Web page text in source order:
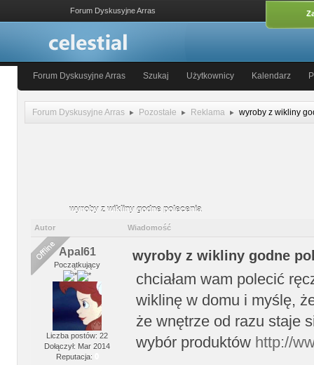
Forum Dyskusyjne Arras
Forum Dyskusyjne Arras Szukaj Użytkownicy Kalendarz
Forum Dyskusyjne Arras Pozostałe Reklama wyroby z wikliny
wyroby z wikliny godne polecenia
Autor Wiadomość
Apal61
Początkujący
Liczba postów: 22
Dołączył: Mar 2014
Reputacja:
wyroby z wikliny godne
chciałam wam polecić
wiklinę w domu i myślę,
że wnętrze od razu staje
wybór produktów http://